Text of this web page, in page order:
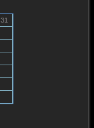
31